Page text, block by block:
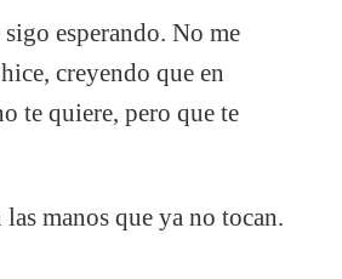
esperando. No me
creyendo que en
te quiere, pero que te
manos que ya no tocan.